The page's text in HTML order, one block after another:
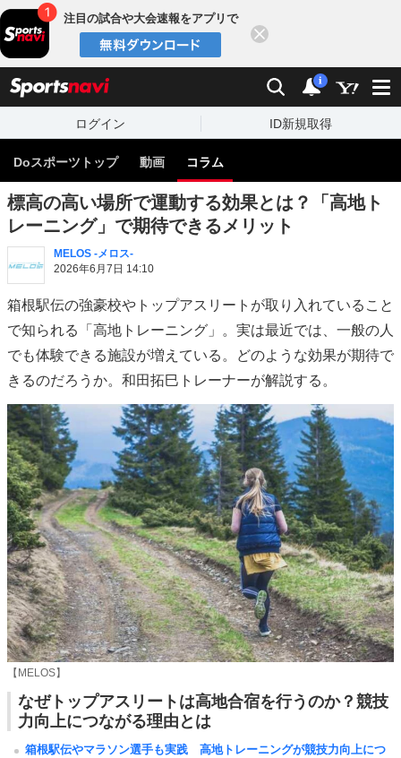
注目の試合や大会速報をアプリで
検索 通知
i
ログイン ID新規取得
Doスポーツトップ 動画 コラム
標高の高い場所で運動する効果とは？「高地ト
レーニング」で期待できるメリット
MELOS -メロス-
2026年6月7日 14:10
箱根駅伝の強豪校やトップアスリートが取り入れていること
で知られる「高地トレーニング」。実は最近では、一般の人
でも体験できる施設が増えている。どのような効果が期待で
きるのだろうか。和田拓巳トレーナーが解説する。
【MELOS】
なぜトップアスリートは高地合宿を行うのか？競技
力向上につながる理由とは
箱根駅伝やマラソン選手も実践 高地トレーニングが競技力向上につ